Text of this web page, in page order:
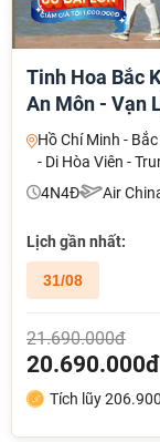
Tinh Hoa Bắc
An Môn - Vạn
Hồ Chí Minh -
- Di Hòa Viên -
4N4Đ
Air
Lịch gần nhất:
31/08
21.690.000đ
20.690.000đ
Tích lũy